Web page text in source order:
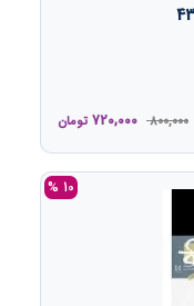
800,000
720,000 تومان
10 %